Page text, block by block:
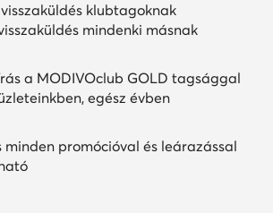
klubtagoknak
mindenki másnak
a MODIVOclub GOLD tagsággal
egész évben
minden promócióval és leárazással